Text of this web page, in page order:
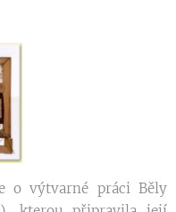
o výtvarné práci Běly